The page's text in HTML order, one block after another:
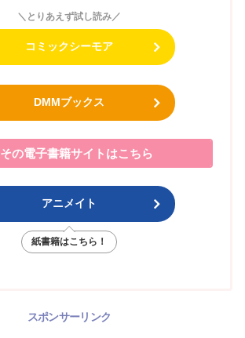
＼とりあえず試し読み／
コミックシーモア
DMMブックス
その電子書籍サイトはこちら
アニメイト
紙書籍はこちら！
スポンサーリンク